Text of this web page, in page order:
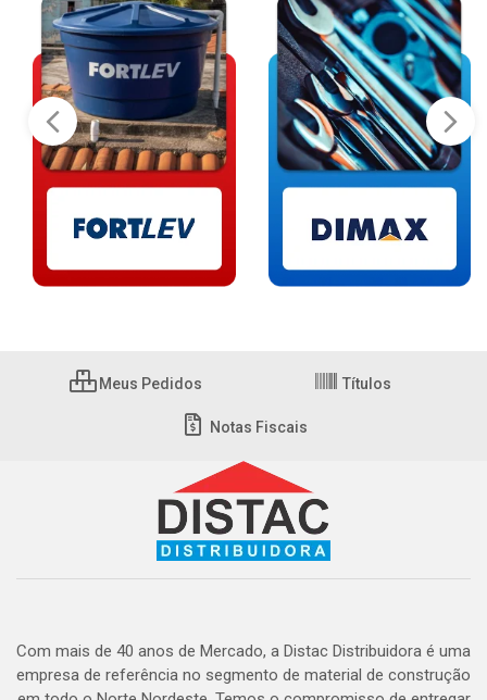
Meus Pedidos Títulos
Notas Fiscais
Com mais de 40 anos de Mercado, a Distac Distribuidora é uma
empresa de referência no segmento de material de construção